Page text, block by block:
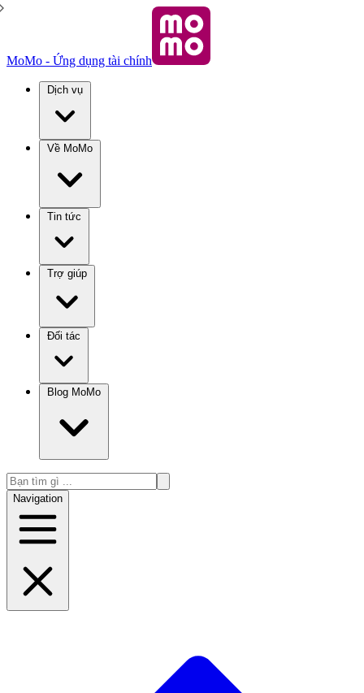
MoMo - Ứng dụng tài chính
Dịch vụ
Về MoMo
Tin tức
Trợ giúp
Đối tác
Blog MoMo
Navigation